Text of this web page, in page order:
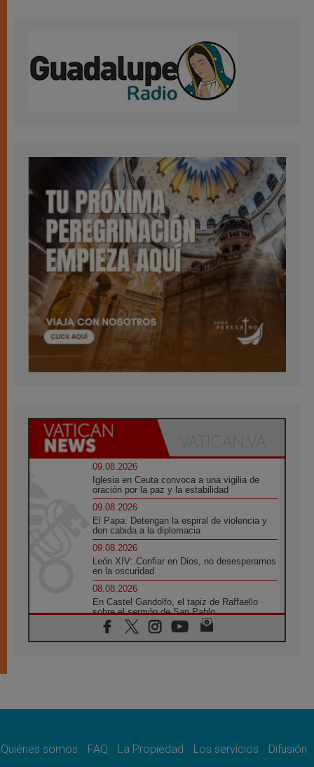
09.08.2026
Iglesia en Ceuta convoca a una vigilia de
oración por la paz y la estabilidad
09.08.2026
El Papa: Detengan la espiral de violencia y
den cabida a la diplomacia
09.08.2026
León XIV: Confiar en Dios, no desesperarnos
en la oscuridad
08.08.2026
En Castel Gandolfo, el tapiz de Raffaello
sobre el sermón de San Pablo
08.08.2026
En Colombia, «la paz no se compra con una
08.08.2026
08.08.2026
Quiénes somos FAQ La Propiedad Los servicios Difusión